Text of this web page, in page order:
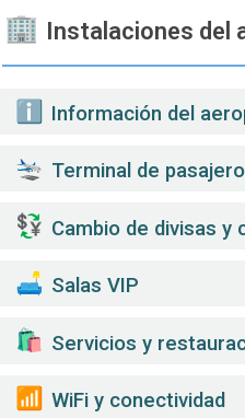
Instalaciones del
Información del
Terminal de
Cambio de divisas y
️ Salas VIP
Servicios y
WiFi y conectividad